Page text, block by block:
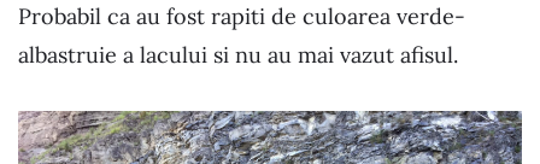
Probabil ca au fost rapiti de culoarea verde-
albastruie a lacului si nu au mai vazut afisul.